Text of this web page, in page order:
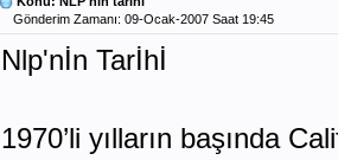
Gönderim Zamanı: 09-Ocak-2007 Saat 19:45
Nlp'nİn Tarİhİ
1970’li yılların başında